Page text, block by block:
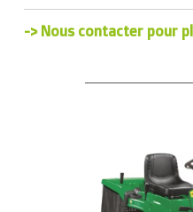
-> Nous contacter pour